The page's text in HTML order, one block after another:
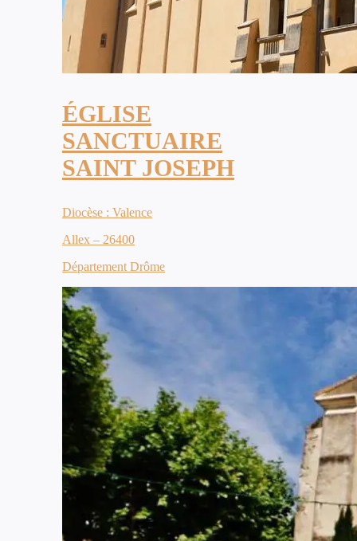
ÉGLISE
SANCTUAIRE
SAINT JOSEPH
Diocèse : Valence
Allex – 26400
Département Drôme